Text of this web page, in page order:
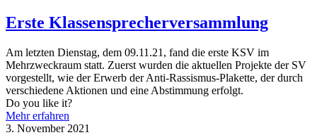
Erste Klassensprecherversammlung
Am letzten Dienstag, dem 09.11.21, fand die erste KSV im
Mehrzweckraum statt. Zuerst wurden die aktuellen Projekte der SV
vorgestellt, wie der Erwerb der Anti-Rassismus-Plakette, der durch
verschiedene Aktionen und eine Abstimmung erfolgt.
Do you like it?
Mehr erfahren
3. November 2021